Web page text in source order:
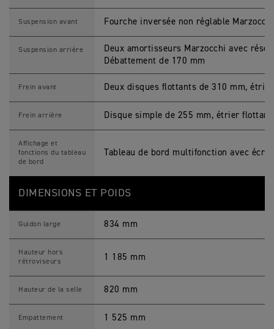
Suspension avant Fourche inversée non réglable
Suspension arrière
Deux amortisseurs Marzocchi avec
Débattement de 170 mm
Frein avant Deux disques flottants de 310 mm,
Frein arrière Disque simple de 255 mm, étrier
Affichage et
fonctions du tableau
de bord
Tableau de bord multifonction avec
DIMENSIONS ET POIDS
Guidon large 834 mm
Hauteur hors
rétroviseurs
1 185 mm
Hauteur de la selle 820 mm
Empattement 1 525 mm